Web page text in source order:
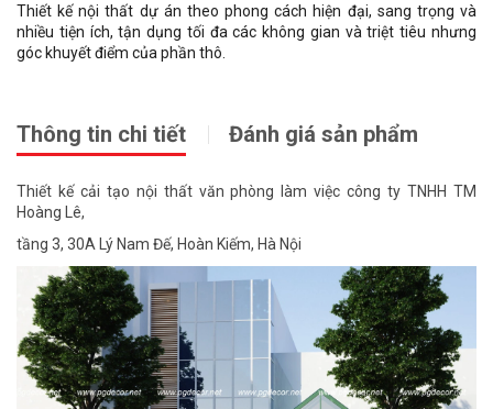
Thiết kế nội thất dự án theo phong cách hiện đại, sang trọng và
nhiều tiện ích, tận dụng tối đa các không gian và triệt tiêu nhưng
góc khuyết điểm của phần thô.
Thông tin chi tiết Đánh giá sản phẩm
Thiết kế cải tạo nội thất văn phòng làm việc công ty TNHH TM
Hoàng Lê,
tầng 3, 30A Lý Nam Đế, Hoàn Kiếm, Hà Nội